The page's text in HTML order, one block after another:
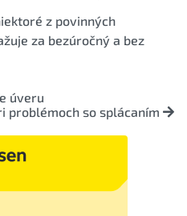
z povinných
za bezúročný a bez
úveru
problémoch so splácaním